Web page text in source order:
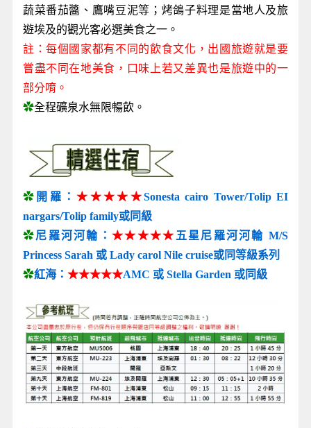
蔬菜番茄醬、鷹嘴豆泥等；烤鴿子料理是當地人及旅
遊埃及的觀光客必選美食之一。
註：每個國家都有不同的飲食文化，出國旅遊就是要
嘗盡不同在地美食，口味上若又差異也是旅遊中的一
部分唷。
✿全程礦泉水無限暢飲。
✿ 開羅：★★★★★Sonesta cairo Tower/Tolip EI
nargars/Tolip family或同級
✿尼羅河河輪：★★★★★ 五星尼羅河河輪 M/S
Princess Sarah 或 Lady carol Nile cruise或同等級系列
✿紅海： ★★★★★AMC 或 Stella Garden 或同級